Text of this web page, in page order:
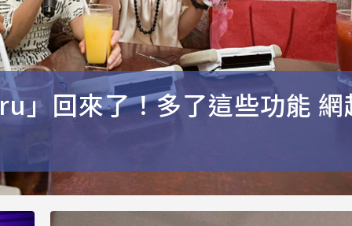
」回來了！多了這些功能 網